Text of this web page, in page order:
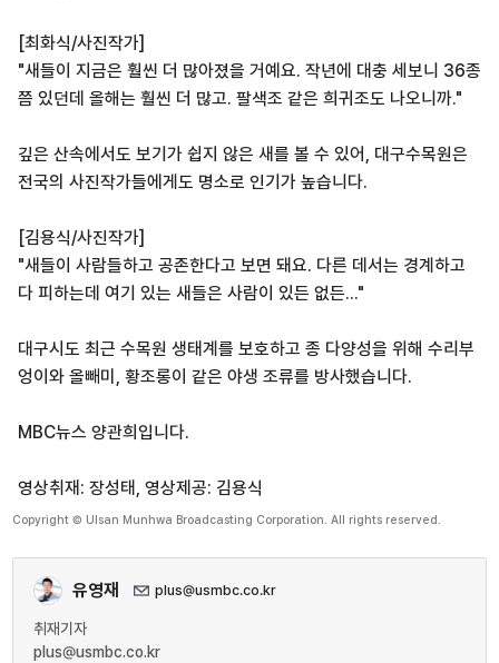
[최화식/사진작가]
"새들이 지금은 훨씬 더 많아졌을 거예요. 작년에 대충 세보니 36종
쯤 있던데 올해는 훨씬 더 많고. 팔색조 같은 희귀조도 나오니까."
깊은 산속에서도 보기가 쉽지 않은 새를 볼 수 있어, 대구수목원은
전국의 사진작가들에게도 명소로 인기가 높습니다.
[김용식/사진작가]
"새들이 사람들하고 공존한다고 보면 돼요. 다른 데서는 경계하고
다 피하는데 여기 있는 새들은 사람이 있든 없든..."
대구시도 최근 수목원 생태계를 보호하고 종 다양성을 위해 수리부
엉이와 올빼미, 황조롱이 같은 야생 조류를 방사했습니다.
MBC뉴스 양관희입니다.
영상취재: 장성태, 영상제공: 김용식
Copyright © Ulsan Munhwa Broadcasting Corporation. All rights reserved.
유영재 plus@usmbc.co.kr
취재기자
plus@usmbc.co.kr